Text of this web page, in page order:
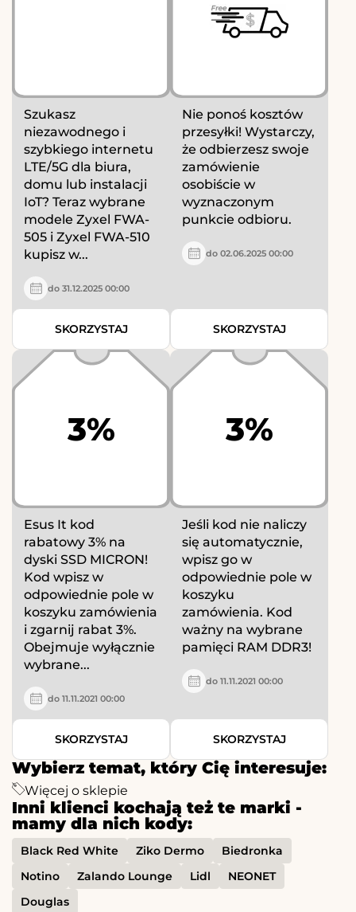
Wybierz temat, który Cię interesuje:
Więcej o sklepie
Inni klienci kochają też te marki -
mamy dla nich kody:
Black Red White Ziko Dermo
Biedronka
Notino
Zalando Lounge Lidl
NEONET
Douglas
Szukasz
niezawodnego i
szybkiego internetu
LTE/5G dla biura,
domu lub instalacji
IoT? Teraz wybrane
modele Zyxel FWA-
505 i Zyxel FWA-510
kupisz w...
do 31.12.2025 00:00
SKORZYSTAJ
Nie ponoś kosztów
przesyłki! Wystarczy,
że odbierzesz swoje
zamówienie
osobiście w
wyznaczonym
punkcie odbioru.
do 02.06.2025 00:00
SKORZYSTAJ
3%
Esus It kod
rabatowy 3% na
dyski SSD MICRON!
Kod wpisz w
odpowiednie pole w
koszyku zamówienia
i zgarnij rabat 3%.
Obejmuje wyłącznie
wybrane...
do 11.11.2021 00:00
SKORZYSTAJ
3%
Jeśli kod nie naliczy
się automatycznie,
wpisz go w
odpowiednie pole w
koszyku
zamówienia. Kod
ważny na wybrane
pamięci RAM DDR3!
do 11.11.2021 00:00
SKORZYSTAJ